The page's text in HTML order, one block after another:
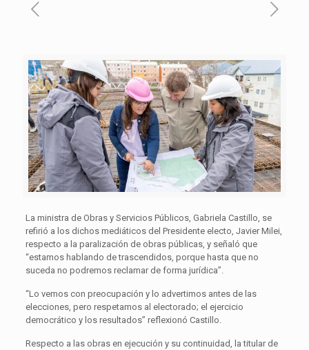
La ministra de Obras y Servicios Públicos, Gabriela Castillo, se
refirió a los dichos mediáticos del Presidente electo, Javier Milei,
respecto a la paralización de obras públicas, y señaló que
“estamos hablando de trascendidos, porque hasta que no
suceda no podremos reclamar de forma jurídica”.
“Lo vemos con preocupación y lo advertimos antes de las
elecciones, pero respetamos al electorado; el ejercicio
democrático y los resultados” reflexionó Castillo.
Respecto a las obras en ejecución y su continuidad, la titular de